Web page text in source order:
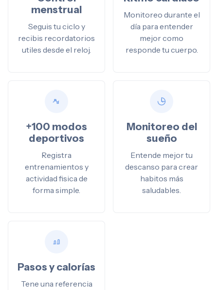
menstrual
Seguis tu ciclo y
recibis recordatorios
utiles desde el reloj.
Monitoreo durante el
día para entender
mejor como
responde tu cuerpo.
+100 modos
deportivos
Registra
entrenamientos y
actividad fisica de
forma simple.
Monitoreo del
sueño
Entende mejor tu
descanso para crear
habitos más
saludables.
Pasos y calorías
Tene una referencia